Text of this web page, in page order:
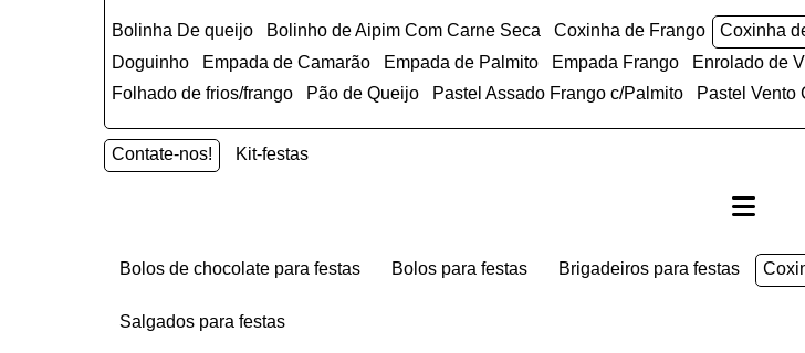
Bolinha De queijo Bolinho de Aipim Com Carne Seca Coxinha de Frango Coxinha
Doguinho
Empada de Camarão Empada de Palmito Empada Frango Enrolado de
Folhado de frios/frango
Pão de Queijo Pastel Assado Frango c/Palmito Pastel
Contate-nos! Kit-festas
bolos de chocolate para festas bolos para festas brigadeiros para festas
salgados para festas